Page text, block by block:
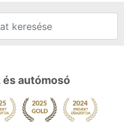
és autómosó